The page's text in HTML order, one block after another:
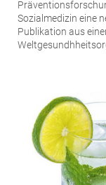
Sozialmedizin eine
Publikation aus